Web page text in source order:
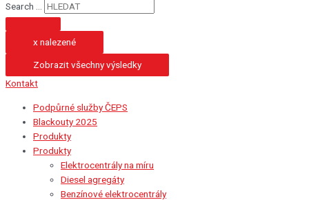
Search ...
x nalezené
Zobrazit všechny výsledky
Kontakt
Podpůrné služby ČEPS
Blackouty 2025
Produkty
Produkty
Elektrocentrály na míru
Diesel agregáty
Benzínové elektrocentrály